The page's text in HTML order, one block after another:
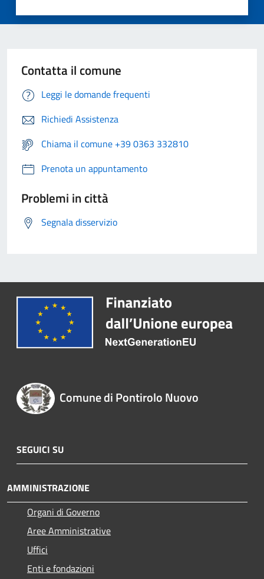
Contatta il comune
Leggi le domande frequenti
Richiedi Assistenza
Chiama il comune +39 0363 332810
Prenota un appuntamento
Problemi in città
Segnala disservizio
Comune di Pontirolo Nuovo
SEGUICI SU
AMMINISTRAZIONE
Organi di Governo
Aree Amministrative
Uffici
Enti e fondazioni